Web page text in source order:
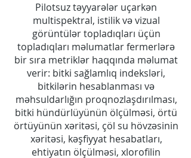
Pilotsuz təyyarələr uçarkən
multispektral, istilik və vizual
görüntülər topladıqları üçün
topladıqları məlumatlar fermerlərə
bir sıra metriklər haqqında məlumat
verir: bitki sağlamlıq indeksləri,
bitkilərin hesablanması və
məhsuldarlığın proqnozlaşdırılması,
bitki hündürlüyünün ölçülməsi, örtü
örtüyünün xəritəsi, çöl su hövzəsinin
xəritəsi, kəşfiyyat hesabatları,
ehtiyatın ölçülməsi, xlorofilin